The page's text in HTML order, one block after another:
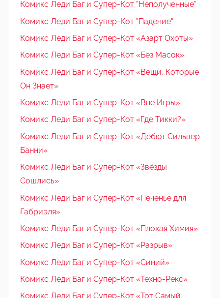
Комикс Леди Баг и Супер-Кот "Неполученные"
Комикс Леди Баг и Супер-Кот "Падение"
Комикс Леди Баг и Супер-Кот «Азарт Охоты»
Комикс Леди Баг и Супер-Кот «Без Масок»
Комикс Леди Баг и Супер-Кот «Вещи, Которые
Он Знает»
Комикс Леди Баг и Супер-Кот «Вне Игры»
Комикс Леди Баг и Супер-Кот «Где Тикки?»
Комикс Леди Баг и Супер-Кот «Дебют Сильвер
Банни»
Комикс Леди Баг и Супер-Кот «Звёзды
Сошлись»
Комикс Леди Баг и Супер-Кот «Печенье для
Габриэля»
Комикс Леди Баг и Супер-Кот «Плохая Химия»
Комикс Леди Баг и Супер-Кот «Разрыв»
Комикс Леди Баг и Супер-Кот «Синий»
Комикс Леди Баг и Супер-Кот «Техно-Рекс»
Комикс Леди Баг и Супер-Кот «Тот Самый